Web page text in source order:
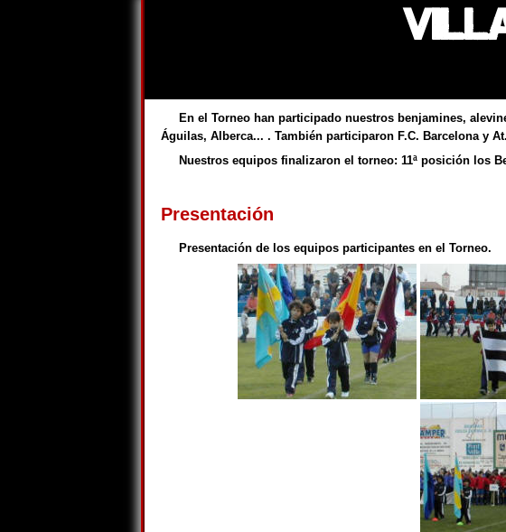
En el Torneo han participado nuestros benjamines,
Águilas, Alberca... . También participaron F.C. Barcelona y
Nuestros equipos finalizaron el torneo: 11ª posición los
Presentación
Presentación de los equipos participantes en el Torneo.